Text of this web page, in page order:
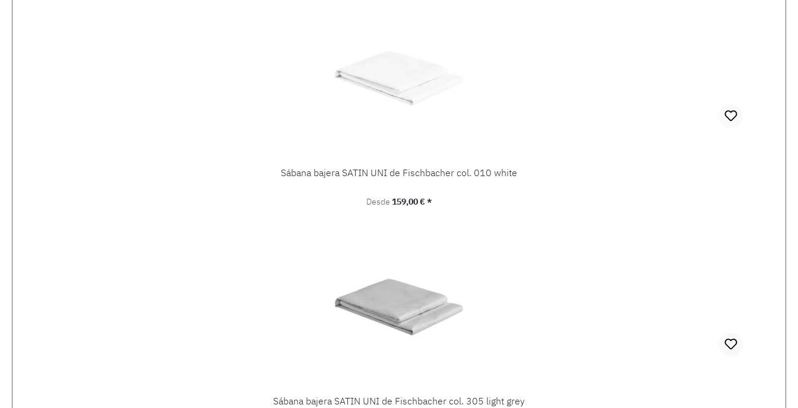
Sábana bajera SATIN UNI de Fischbacher col. 010 white
Precio normal:
Desde 159,00 € *
Sábana bajera SATIN UNI de Fischbacher col. 305 light grey